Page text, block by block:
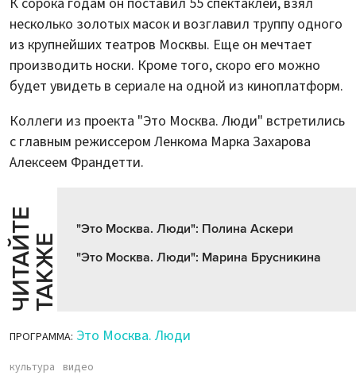
несколько золотых масок и возглавил труппу одного
из крупнейших театров Москвы. Еще он мечтает
производить носки. Кроме того, скоро его можно
будет увидеть в сериале на одной из киноплатформ.
Коллеги из проекта "Это Москва. Люди" встретились
с главным режиссером Ленкома Марка Захарова
Алексеем Франдетти.
Ч
И
Т
АЙ
Т
Е
Т
А
К
ЖЕ
"Это Москва. Люди": Полина Аскери
"Это Москва. Люди": Марина Брусникина
ПРОГРАММА: Это Москва. Люди
культура видео